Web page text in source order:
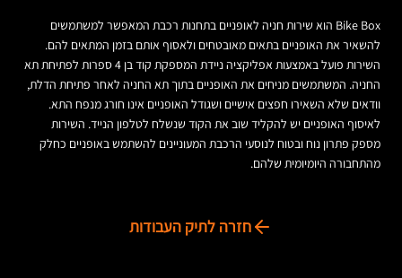
Bike Box הוא שירות חניה לאופניים בתחנות רכבת המאפשר למשתמשים
להשאיר את האופניים בתאים מאובטחים ולאסוף אותם בזמן המתאים להם.
השירות פועל באמצעות אפליקציה ניידת המספקת קוד בן 4 ספרות לפתיחת תא
החניה. המשתמשים מניחים את האופניים בתוך תא החניה לאחר פתיחת הדלת,
וודאים שלא השאירו חפצים אישיים ושגודל האופניים אינו חורג מנפח התא.
לאיסוף האופניים יש להקליד שוב את הקוד שנשלח לטלפון הנייד. השירות
מספק פתרון נוח ובטוח לנוסעי הרכבת המעוניינים להשתמש באופניים כחלק
מהתחבורה היומיומית שלהם.
חזרה לתיק העבודות